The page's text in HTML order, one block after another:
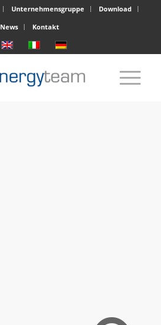
Unternehmensgruppe
Download
News
Kontakt